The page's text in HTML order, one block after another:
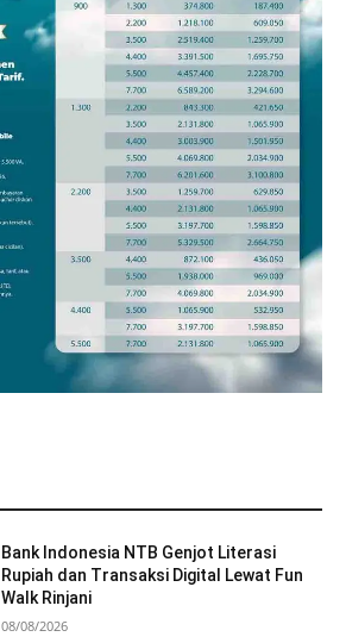
Bank Indonesia NTB Genjot Literasi
Rupiah dan Transaksi Digital Lewat Fun
Walk Rinjani
08/08/2026